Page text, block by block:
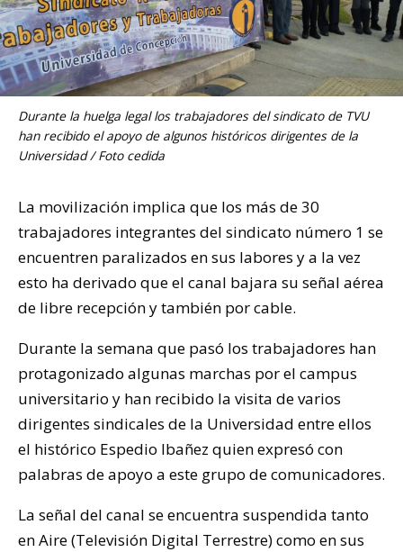
Durante la huelga legal los trabajadores del sindicato de TVU
han recibido el apoyo de algunos históricos dirigentes de la
Universidad / Foto cedida
La movilización implica que los más de 30
trabajadores integrantes del sindicato número 1 se
encuentren paralizados en sus labores y a la vez
esto ha derivado que el canal bajara su señal aérea
de libre recepción y también por cable.
Durante la semana que pasó los trabajadores han
protagonizado algunas marchas por el campus
universitario y han recibido la visita de varios
dirigentes sindicales de la Universidad entre ellos
el histórico Espedio Ibañez quien expresó con
palabras de apoyo a este grupo de comunicadores.
La señal del canal se encuentra suspendida tanto
en Aire (Televisión Digital Terrestre) como en sus